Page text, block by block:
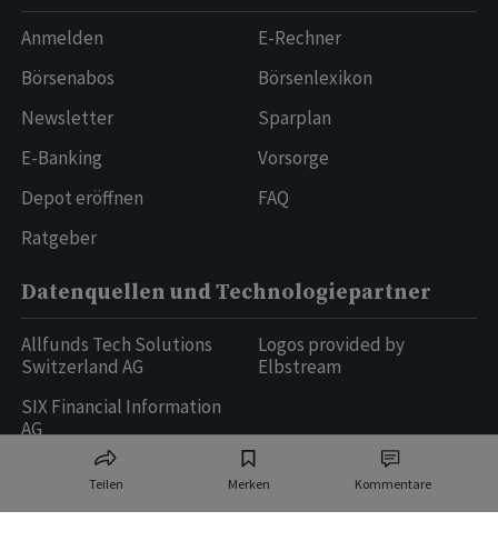
Teilen Merken Kommentare
Anmelden
Börsenabos
Newsletter
E-Banking
Depot eröffnen
Ratgeber
E-Rechner
Börsenlexikon
Sparplan
Vorsorge
FAQ
Datenquellen und Technologiepartner
Allfunds Tech Solutions
Switzerland AG
SIX Financial Information
AG
Logos provided by
Elbstream
Ringier AG | Ringier Medien Schweiz